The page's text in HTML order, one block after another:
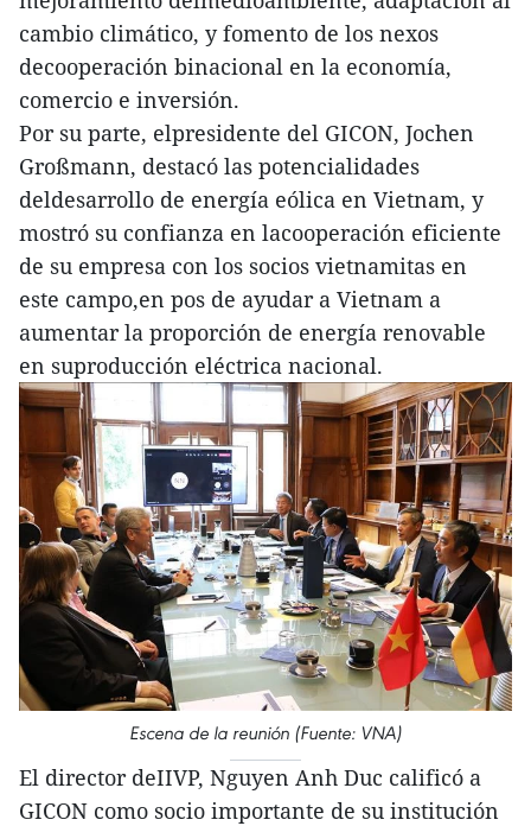
cambio climático, y fomento de los nexos
decooperación binacional en la economía,
comercio e inversión.
Por su parte, elpresidente del GICON, Jochen
Großmann, destacó las potencialidades
deldesarrollo de energía eólica en Vietnam, y
mostró su confianza en lacooperación eficiente
de su empresa con los socios vietnamitas en
este campo,en pos de ayudar a Vietnam a
aumentar la proporción de energía renovable
en suproducción eléctrica nacional.
Escena de la reunión (Fuente: VNA)
El director deIIVP, Nguyen Anh Duc calificó a
GICON como socio importante de su institución